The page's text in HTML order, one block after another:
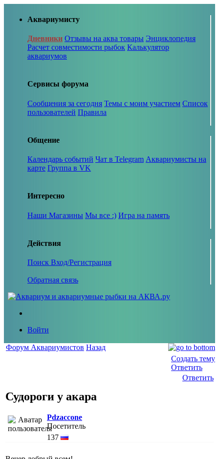
Аквариумисту
Дневники Отзывы на аква товары Энциклопедия
Расчет совместимости рыбок Калькулятор
аквариумов
Сервисы форума
Сообщения за сегодня Темы с моим участием Список
пользователей Правила
Общение
Календарь событий Чат в Telegram Аквариумисты на
карте Группа в VK
Интересно
Наши Магазины Мы все :) Игра на память
Действия
Поиск Вход/Регистрация
Обратная связь
Войти
Форум Аквариумистов Назад
Создать тему
Ответить
Ответить
Судороги у акара
Pdzaccone
Посетитель
137